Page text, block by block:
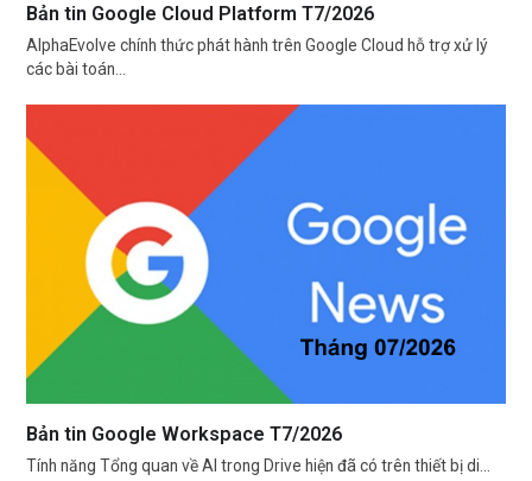
Bản tin Google Cloud Platform T7/2026
AlphaEvolve chính thức phát hành trên Google Cloud hỗ trợ xử lý
các bài toán…
Bản tin Google Workspace T7/2026
Tính năng Tổng quan về AI trong Drive hiện đã có trên thiết bị di…